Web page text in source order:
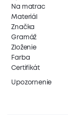
Na matrac
Materiál
Značka
Gramáž
Zloženie
Farba
Certifikát
Upozornenie